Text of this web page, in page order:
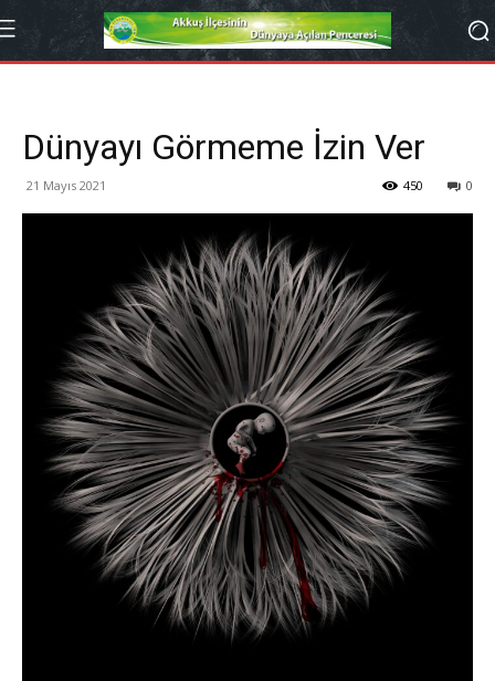
Dünyayı Görmeme İzin Ver
21 Mayıs 2021 0
450